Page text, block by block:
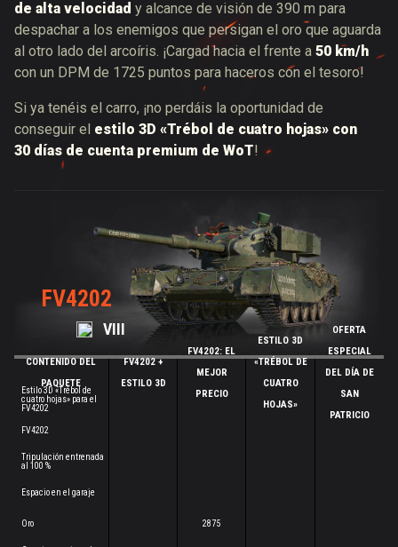
de alta velocidad y alcance de visión de 390 m para
despachar a los enemigos que persigan el oro que aguarda
al otro lado del arcoíris. ¡Cargad hacia el frente a 50 km/h
con un DPM de 1725 puntos para haceros con el tesoro!
Si ya tenéis el carro, ¡no perdáis la oportunidad de
conseguir el estilo 3D «Trébol de cuatro hojas» con
30 días de cuenta premium de WoT!
FV4202
VIII
CONTENIDO DEL
PAQUETE
Estilo 3D «Trébol de
cuatro hojas» para el
FV4202
FV4202
Tripulación entrenada
al 100 %
Espacio en el garaje
Oro
FV4202 +
ESTILO 3D
FV4202: EL
MEJOR
PRECIO
2875
ESTILO 3D
«TRÉBOL DE
CUATRO
HOJAS»
OFERTA
ESPECIAL
DEL DÍA DE
SAN
PATRICIO